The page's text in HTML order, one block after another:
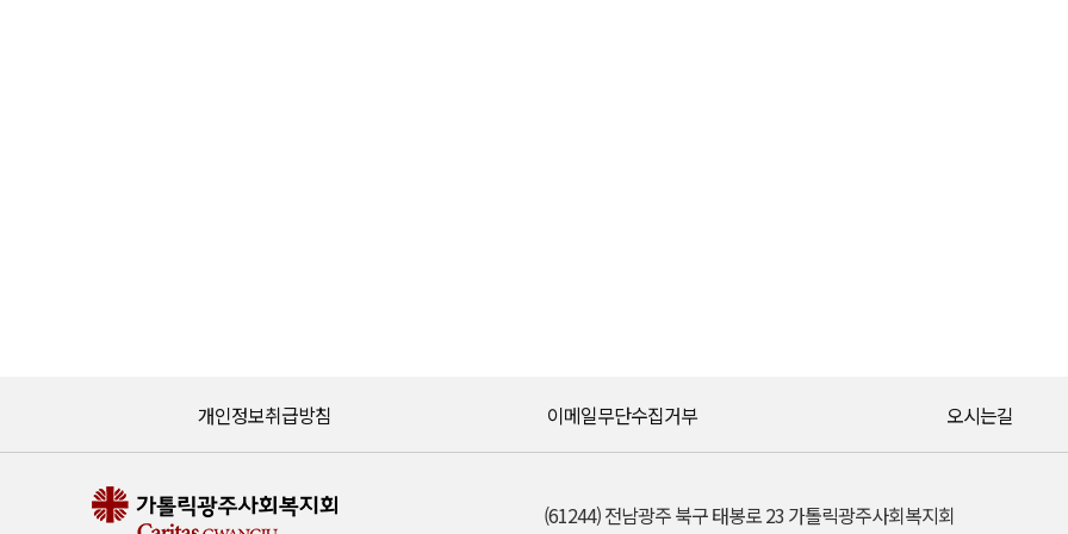
개인정보취급방침 이메일무단수집거부 오시는길
(61244) 전남광주 북구 태봉로 23 가톨릭광주사회복지회